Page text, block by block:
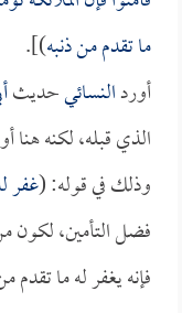
ما تقدم من ذنبه)].
أوردالنسائيحديث
الذي قبله، لكنه هنا
وذلك في قوله: (غفر
فضل التأمين، لكون
فإنه يغفر له ما تقدم